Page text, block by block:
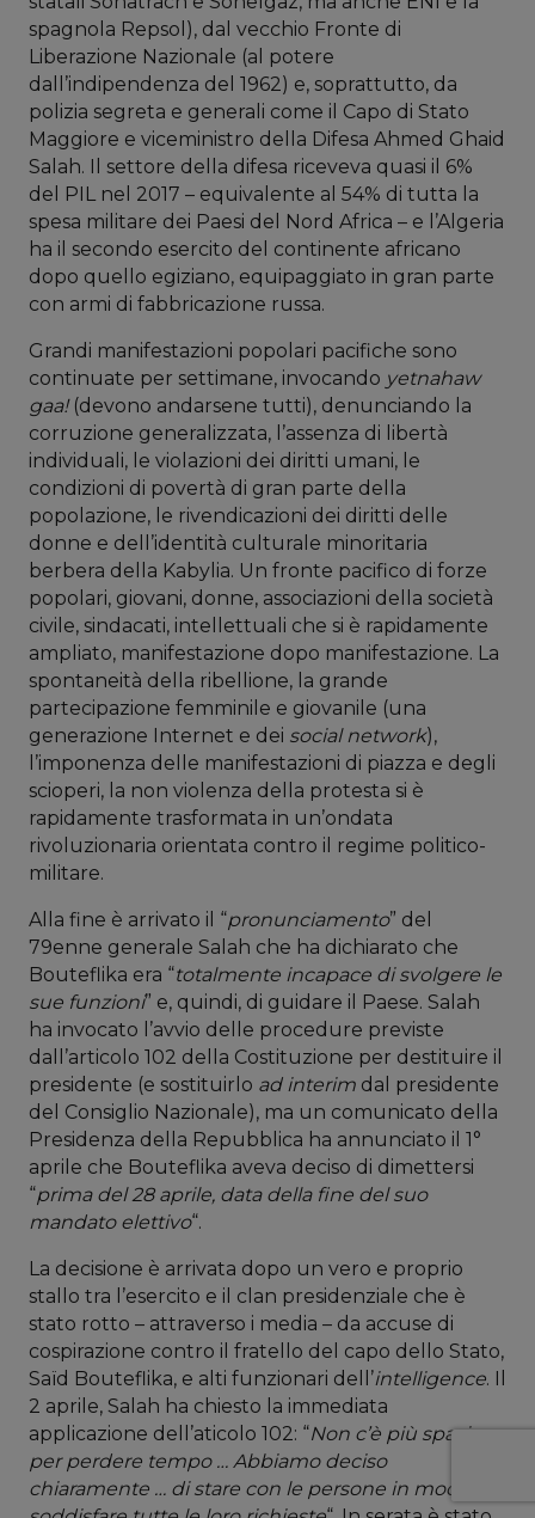
spagnola Repsol), dal vecchio Fronte di
Liberazione Nazionale (al potere
dall’indipendenza del 1962) e, soprattutto, da
polizia segreta e generali come il Capo di Stato
Maggiore e viceministro della Difesa Ahmed Ghaid
Salah. Il settore della difesa riceveva quasi il 6%
del PIL nel 2017 – equivalente al 54% di tutta la
spesa militare dei Paesi del Nord Africa – e l’Algeria
ha il secondo esercito del continente africano
dopo quello egiziano, equipaggiato in gran parte
con armi di fabbricazione russa.
Grandi manifestazioni popolari pacifiche sono
continuate per settimane, invocando yetnahaw
gaa!(devono andarsene tutti), denunciando la
corruzione generalizzata, l’assenza di libertà
individuali, le violazioni dei diritti umani, le
condizioni di povertà di gran parte della
popolazione, le rivendicazioni dei diritti delle
donne e dell’identità culturale minoritaria
berbera della Kabylia. Un fronte pacifico di forze
popolari, giovani, donne, associazioni della società
civile, sindacati, intellettuali che si è rapidamente
ampliato, manifestazione dopo manifestazione. La
spontaneità della ribellione, la grande
partecipazione femminile e giovanile (una
generazione Internet e dei social network),
l’imponenza delle manifestazioni di piazza e degli
scioperi, la non violenza della protesta si è
rapidamente trasformata in un’ondata
rivoluzionaria orientata contro il regime politico-
militare.
Alla fine è arrivato il “pronunciamento” del
79enne generale Salah che ha dichiarato che
Bouteflika era “totalmente incapace di svolgere le
sue funzioni” e, quindi, di guidare il Paese. Salah
ha invocato l’avvio delle procedure previste
dall’articolo 102 della Costituzione per destituire il
presidente (e sostituirlo ad interim dal presidente
del Consiglio Nazionale), ma un comunicato della
Presidenza della Repubblica ha annunciato il 1°
aprile che Bouteflika aveva deciso di dimettersi
“prima del 28 aprile, data della fine del suo
mandato elettivo“.
La decisione è arrivata dopo un vero e proprio
stallo tra l’esercito e il clan presidenziale che è
stato rotto – attraverso i media – da accuse di
cospirazione contro il fratello del capo dello Stato,
Saïd Bouteflika, e alti funzionari dell’intelligence. Il
2 aprile, Salah ha chiesto la immediata
applicazione dell’aticolo 102: “Non c’è più spazio
per perdere tempo … Abbiamo deciso
chiaramente … di stare con le persone in modo da